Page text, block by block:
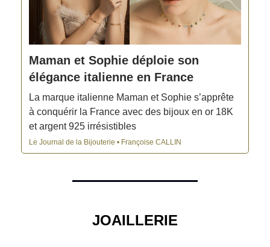
Maman et Sophie déploie son
élégance italienne en France
La marque italienne Maman et Sophie s’apprête
à conquérir la France avec des bijoux en or 18K
et argent 925 irrésistibles
Le Journal de la Bijouterie • Françoise CALLIN
JOAILLERIE